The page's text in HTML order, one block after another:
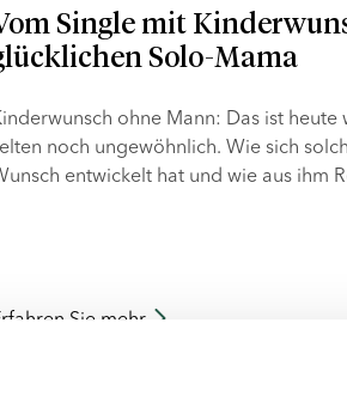
Single mit
Solo-Mama
ohne Mann: Das ist heute
noch ungewöhnlich. Wie sich
entwickelt hat und wie aus ihm
Sie mehr